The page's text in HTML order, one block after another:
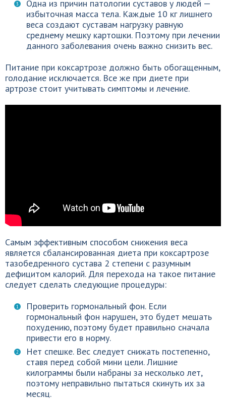
Одна из причин патологии суставов у людей —
избыточная масса тела. Каждые 10 кг лишнего
веса создают суставам нагрузку равную
среднему мешку картошки. Поэтому при лечении
данного заболевания очень важно снизить вес.
Питание при коксартрозе должно быть обогащенным,
голодание исключается. Все же при диете при
артрозе стоит учитывать симптомы и лечение.
Самым эффективным способом снижения веса
является сбалансированная диета при коксартрозе
тазобедренного сустава 2 степени с разумным
дефицитом калорий. Для перехода на такое питание
следует сделать следующие процедуры:
Проверить гормональный фон. Если
гормональный фон нарушен, это будет мешать
похудению, поэтому будет правильно сначала
привести его в норму.
Нет спешке. Вес следует снижать постепенно,
ставя перед собой мини цели. Лишние
килограммы были набраны за несколько лет,
поэтому неправильно пытаться скинуть их за
месяц.